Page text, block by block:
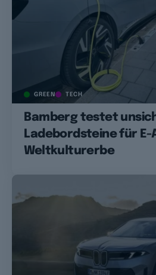
GREEN TECH
Bamberg testet
Ladebordsteine für E-
Weltkulturerbe